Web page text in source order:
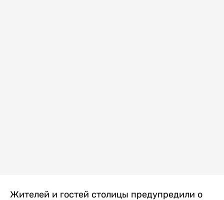
Жителей и гостей столицы предупредили о